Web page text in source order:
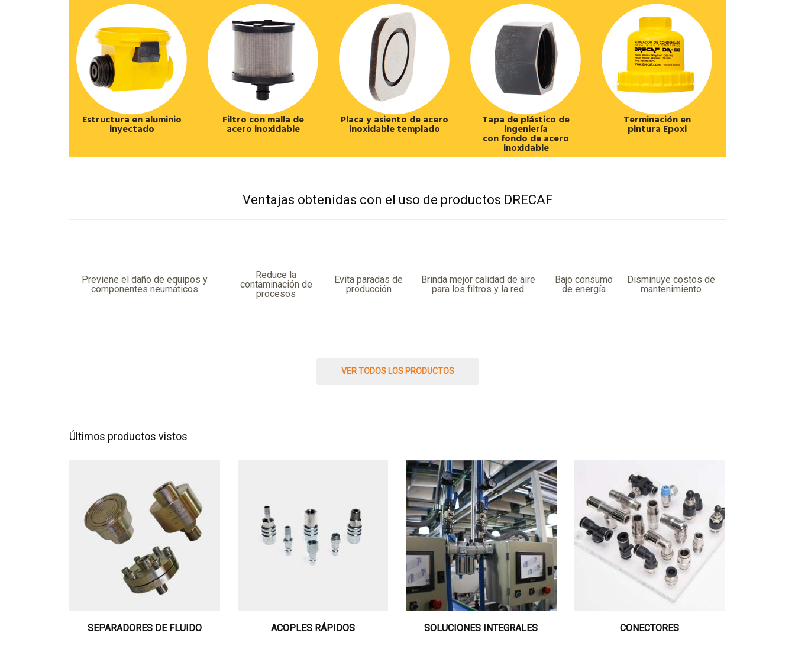
Estructura en aluminio
inyectado
Filtro con malla de
acero inoxidable
Placa y asiento de acero
inoxidable templado
Tapa de plástico de
ingeniería
con fondo de acero
inoxidable
Terminación en
pintura Epoxi
Ventajas obtenidas con el uso de productos DRECAF
Previene el daño de equipos y
componentes neumáticos
Reduce la
contaminación de
procesos
Evita paradas de
producción
Brinda mejor calidad de aire
para los filtros y la red
Bajo consumo
de energía
Disminuye costos de
mantenimiento
VER TODOS LOS PRODUCTOS
Últimos productos vistos
SEPARADORES DE FLUIDO ACOPLES RÁPIDOS SOLUCIONES INTEGRALES CONECTORES